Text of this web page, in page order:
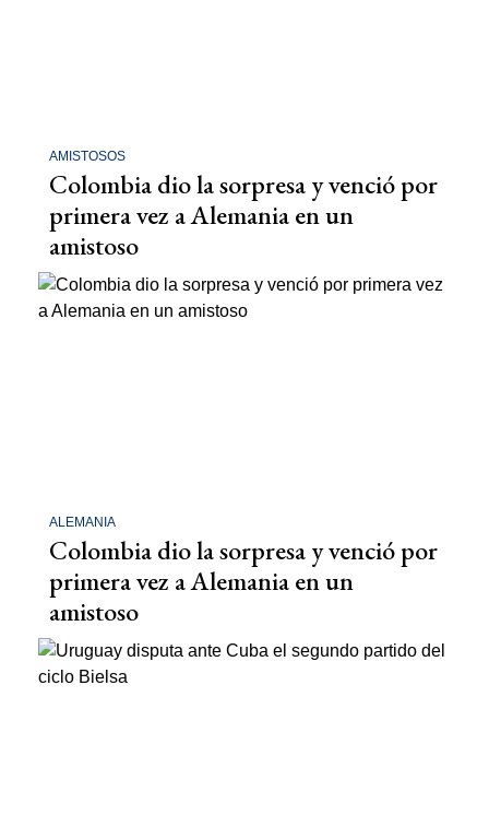
AMISTOSOS
Colombia dio la sorpresa y venció por
primera vez a Alemania en un
amistoso
ALEMANIA
Colombia dio la sorpresa y venció por
primera vez a Alemania en un
amistoso